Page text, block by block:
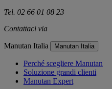
Tel. 02 66 01 08 23
Contattaci via
Manutan Italia Manutan Italia
Perché scegliere Manutan
Soluzione grandi clienti
Manutan Expert